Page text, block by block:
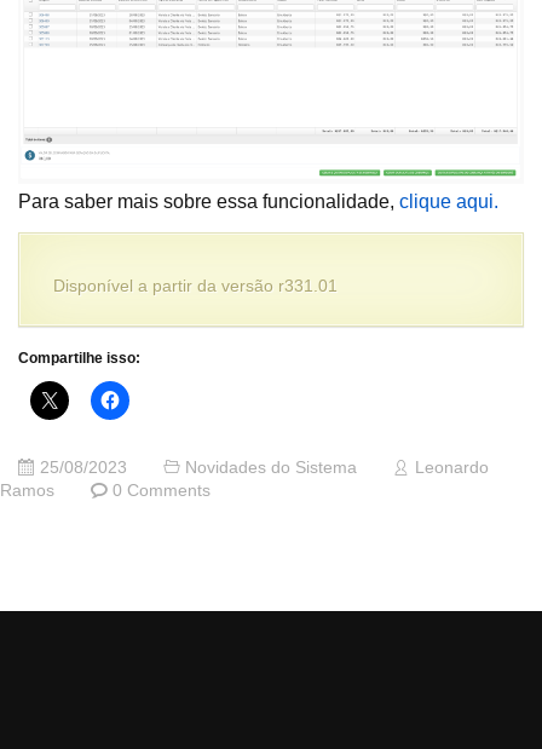
Para saber mais sobre essa funcionalidade, c lique aqui.
Disponível a partir da versão r331.01
Compartilhe isso:
25/08/2023 Novidades do Sistema
Leonardo
Ramos
0 Comments